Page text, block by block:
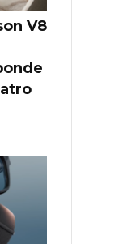
V8